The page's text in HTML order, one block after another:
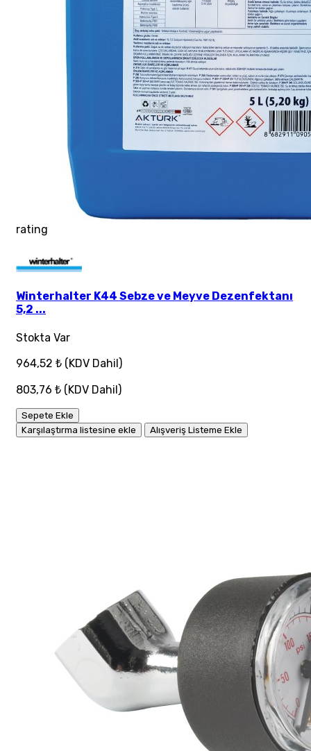
rating
Winterhalter K44 Sebze ve Meyve Dezenfektanı
5,2 ...
Stokta Var
964,52 ₺ (KDV Dahil)
803,76 ₺ (KDV Dahil)
Sepete Ekle
Karşılaştırma listesine ekle
Alışveriş Listeme Ekle